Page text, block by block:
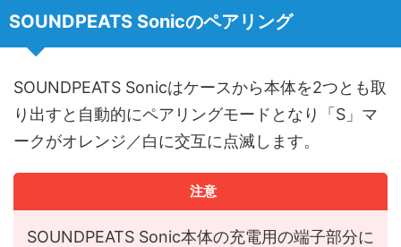
SOUNDPEATS Sonicのペアリング
SOUNDPEATS Sonicはケースから本体を2つとも取
り出すと自動的にペアリングモードとなり「S」マ
ークがオレンジ／白に交互に点滅します。
注意
SOUNDPEATS Sonic本体の充電用の端子部分に